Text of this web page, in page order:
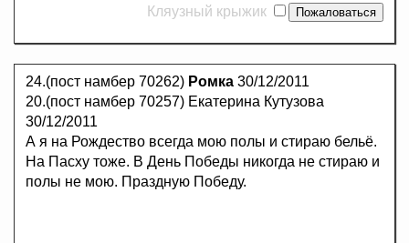
Кляузный крыжик
24.(пост намбер 70262) Ромка 30/12/2011
20.(пост намбер 70257) Екатерина Кутузова
30/12/2011
А я на Рождество всегда мою полы и стираю бельё.
На Пасху тоже. В День Победы никогда не стираю и
полы не мою. Праздную Победу.